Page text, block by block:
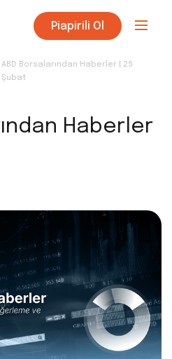
Piapirili Ol
ABD Borsalarından Haberler | 25
Şubat
Haberler